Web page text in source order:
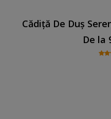
Cădiță De Duș
De la